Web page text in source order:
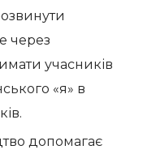
через
учасників
«я» в
допомагає